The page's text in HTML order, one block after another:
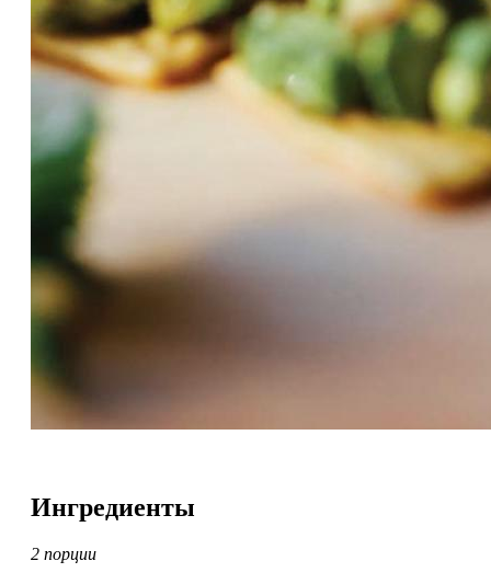
Ингредиенты
2 порции